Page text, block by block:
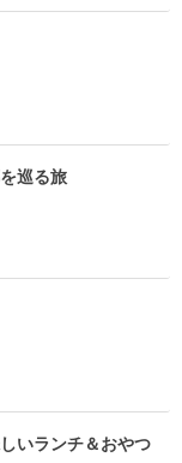
巡る旅
いランチ＆おやつ